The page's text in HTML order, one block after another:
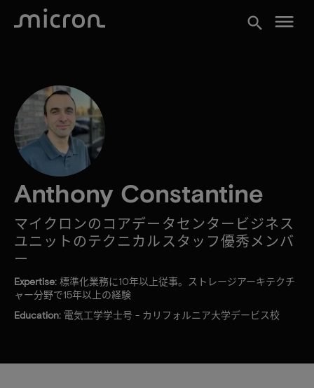
search menu
Anthony Constantine
マイクロンのコアデータセンタービジネス
ユニットのテクニカルスタッフ優秀メンバ
ー
Expertise: 標準化業務に10年以上従事。ストレージアーキテクチ
ャー分野で15年以上の経験
Education: 電気工学学士号 - カリフォルニア大学デービス校